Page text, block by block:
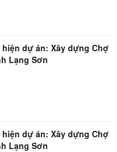
hiện dự án: Xây dựng Chợ
Lạng Sơn
hiện dự án: Xây dựng Chợ
Lạng Sơn